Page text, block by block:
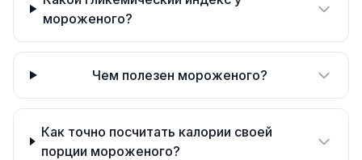
мороженого?
Чем полезен мороженого?
Как точно посчитать калории своей
порции мороженого?